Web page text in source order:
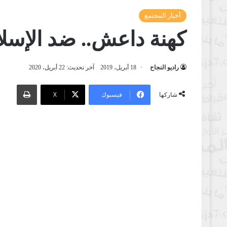
أخبار المجتمع
كهنة داعش.. ضد
راديو النجاح 18 أبريل، 2019 آخر تحديث: 22 أبريل، 2020
شاركها فيسبوك ‫X
طباعة